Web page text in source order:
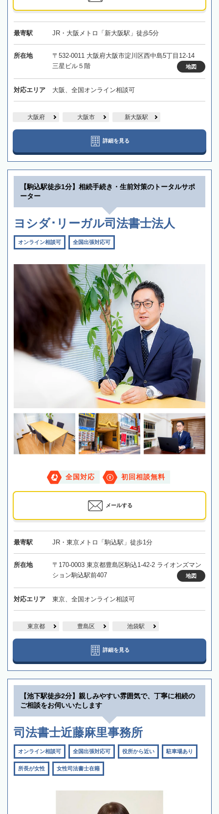
最寄駅 JR・大阪メトロ「新大阪駅」徒歩5分
所在地
〒532-0011 大阪府大阪市淀川区西中島5丁目12-14
三星ビル５階
地図
対応エリア 大阪、全国オンライン相談可
大阪府 大阪市 新大阪駅
詳細を見る
【駒込駅徒歩1分】相続手続き・生前対策のトータルサポ
ーター
ヨシダ･リーガル司法書士法人
オンライン相談可 全国出張対応可
全国対応 初回相談無料
メールする
最寄駅 JR・東京メトロ「駒込駅」徒歩1分
所在地
〒170-0003 東京都豊島区駒込1-42-2 ライオンズマン
ション駒込駅前407
地図
対応エリア 東京、全国オンライン相談可
東京都 豊島区 池袋駅
詳細を見る
【池下駅徒歩2分】親しみやすい雰囲気で、丁寧に相続の
ご相談をお伺いいたします
司法書士近藤麻里事務所
オンライン相談可 全国出張対応可 役所から近い 駐車場あり
所長が女性 女性司法書士在籍